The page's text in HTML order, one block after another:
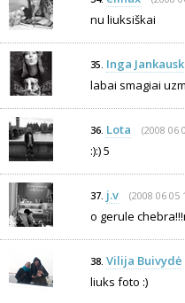
nu liuksiškai
35. Inga
labai smagiai
36. Lota (2008 06
:):) 5
37. j.v (2008 06 05
o gerule
38. Vilija Buivydė
liuks foto :)